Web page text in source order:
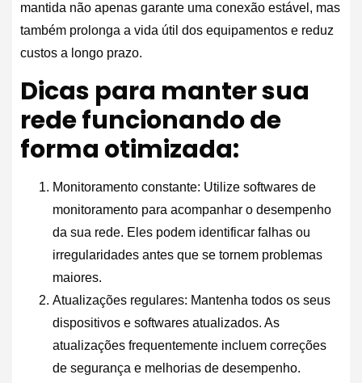
mantida não apenas garante uma conexão estável, mas
também prolonga a vida útil dos equipamentos e reduz
custos a longo prazo.
Dicas para manter sua
rede funcionando de
forma otimizada:
Monitoramento constante: Utilize softwares de
monitoramento para acompanhar o desempenho
da sua rede. Eles podem identificar falhas ou
irregularidades antes que se tornem problemas
maiores.
Atualizações regulares: Mantenha todos os seus
dispositivos e softwares atualizados. As
atualizações frequentemente incluem correções
de segurança e melhorias de desempenho.